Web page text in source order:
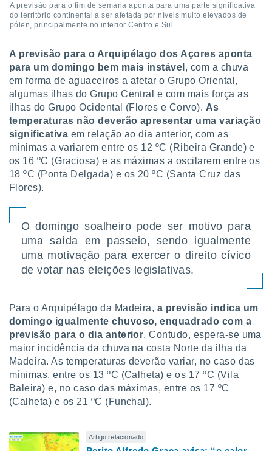
A previsão para o fim de semana aponta para uma parte significativa
do território continental a ser afetada por níveis muito elevados de
pólen, principalmente no interior Centro e Sul.
A previsão para o Arquipélago dos Açores aponta
para um domingo bem mais instável , com a chuva
em forma de aguaceiros a afetar o Grupo Oriental,
algumas ilhas do Grupo Central e com mais força as
ilhas do Grupo Ocidental (Flores e Corvo). As
temperaturas não deverão apresentar uma variação
significativa em relação ao dia anterior, com as
mínimas a variarem entre os 12 ºC (Ribeira Grande) e
os 16 ºC (Graciosa) e as máximas a oscilarem entre os
18 ºC (Ponta Delgada) e os 20 ºC (Santa Cruz das
Flores).
O domingo soalheiro pode ser motivo para
uma saída em passeio, sendo igualmente
uma motivação para exercer o direito cívico
de votar nas eleições legislativas.
Para o Arquipélago da Madeira, a previsão indica um
domingo igualmente chuvoso, enquadrado com a
previsão para o dia anterior. Contudo, espera-se uma
maior incidência da chuva na costa Norte da ilha da
Madeira. As temperaturas deverão variar, no caso das
mínimas, entre os 13 ºC (Calheta) e os 17 ºC (Vila
Baleira) e, no caso das máximas, entre os 17 ºC
(Calheta) e os 21 ºC (Funchal).
Artigo relacionado